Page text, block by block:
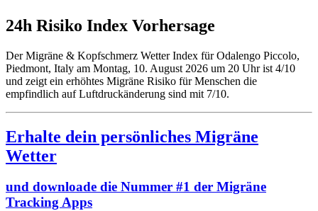
24h Risiko Index Vorhersage
Der Migräne & Kopfschmerz Wetter Index für Odalengo Piccolo,
Piedmont, Italy am Montag, 10. August 2026 um 20 Uhr ist 4/10
und zeigt ein erhöhtes Migräne Risiko für Menschen die
empfindlich auf Luftdruckänderung sind mit 7/10.
Erhalte dein persönliches Migräne
Wetter
und downloade die Nummer #1 der Migräne
Tracking Apps